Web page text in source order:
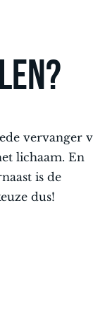
vervanger
lichaam. En
is de
dus!